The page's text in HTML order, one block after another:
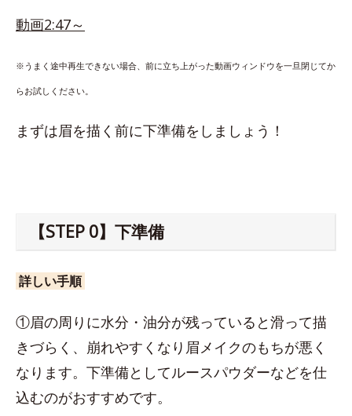
動画2:47～
※うまく途中再生できない場合、前に立ち上がった動画ウィンドウを一旦閉じてか
らお試しください。
まずは眉を描く前に下準備をしましょう！
【STEP 0】下準備
詳しい手順
①眉の周りに水分・油分が残っていると滑って描
きづらく、崩れやすくなり眉メイクのもちが悪く
なります。下準備としてルースパウダーなどを仕
込むのがおすすめです。